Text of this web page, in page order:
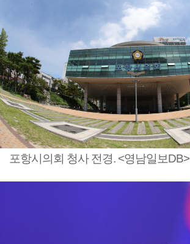
포항시의회 청사 전경. <영남일보DB>